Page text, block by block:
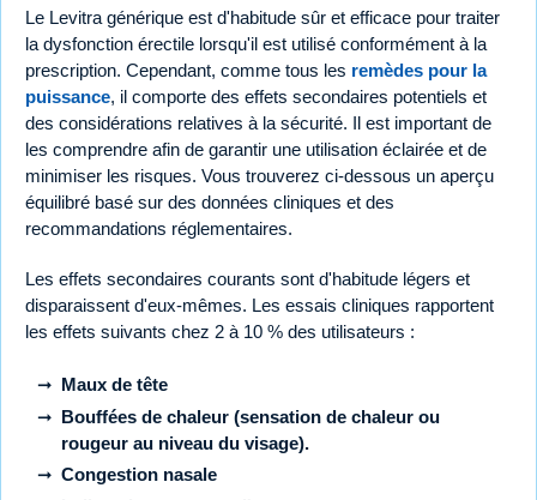
Le Levitra générique est d'habitude sûr et efficace pour traiter
la dysfonction érectile lorsqu'il est utilisé conformément à la
prescription. Cependant, comme tous les remèdes pour la
puissance, il comporte des effets secondaires potentiels et
des considérations relatives à la sécurité. Il est important de
les comprendre afin de garantir une utilisation éclairée et de
minimiser les risques. Vous trouverez ci-dessous un aperçu
équilibré basé sur des données cliniques et des
recommandations réglementaires.
Les effets secondaires courants sont d'habitude légers et
disparaissent d'eux-mêmes. Les essais cliniques rapportent
les effets suivants chez 2 à 10 % des utilisateurs :
Maux de tête
Bouffées de chaleur (sensation de chaleur ou
rougeur au niveau du visage).
Congestion nasale